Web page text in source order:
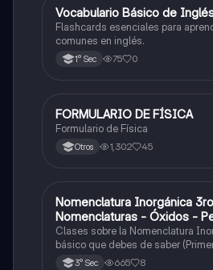
VInglés
Vocabulario Básico de
Flashcards esenciales para
comunes en inglés.
1° Sec 75 0
Física
FORMULARIO DE FÍSICA
Formulario de Física
Otros 1,302 45
Química
Nomenclatura Inorgánica 3ro
Nomenclaturas - Óxidos -
Hidróxido o Bases
Clases sobre la Nomenclatura
básico que debes de saber
2025)3° Sec 665 8